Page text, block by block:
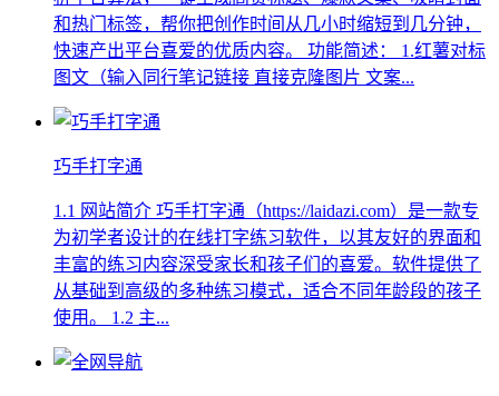
和热门标签，帮你把创作时间从几小时缩短到几分钟，
快速产出平台喜爱的优质内容。 功能简述： 1.红薯对标
图文（输入同行笔记链接 直接克隆图片 文案...
巧手打字通
1.1 网站简介 巧手打字通（https://laidazi.com）是一款专
为初学者设计的在线打字练习软件，以其友好的界面和
丰富的练习内容深受家长和孩子们的喜爱。软件提供了
从基础到高级的多种练习模式，适合不同年龄段的孩子
使用。 1.2 主...